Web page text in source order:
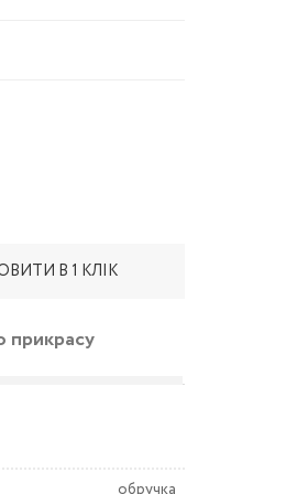
В 1 КЛІК
прикрасу